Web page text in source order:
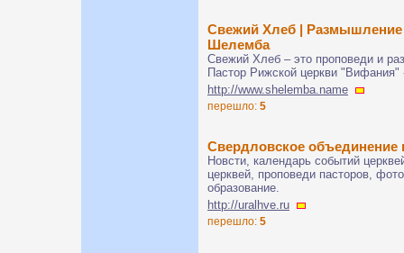
Свежий Хлеб | Размышление
Шелемба
Свежий Хлеб – это проповеди и
Пастор Рижской церкви
http://www.shelemba.name
перешло: 5
Свердловское
Новсти, календарь событий
церквей, проповеди пасторов,
образование.
http://uralhve.ru
перешло: 5